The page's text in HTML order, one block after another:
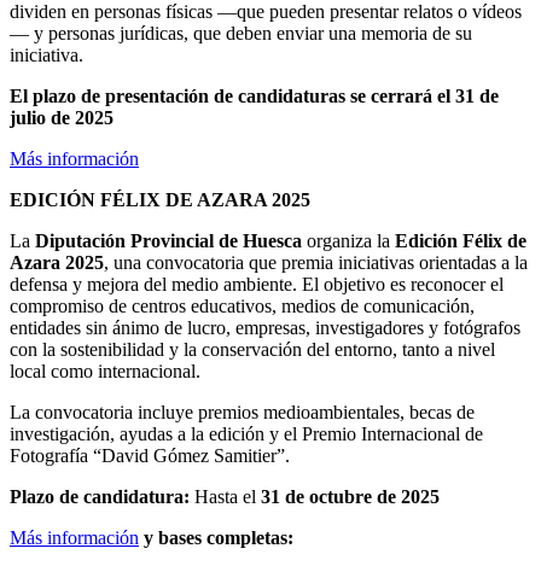
dividen en personas físicas —que pueden presentar relatos o vídeos
— y personas jurídicas, que deben enviar una memoria de su
iniciativa.
El plazo de presentación de candidaturas se cerrará el 31 de
julio de 2025
Más información
EDICIÓN FÉLIX DE AZARA 2025
La Diputación Provincial de Huesca organiza la Edición Félix de
Azara 2025, una convocatoria que premia iniciativas orientadas a la
defensa y mejora del medio ambiente. El objetivo es reconocer el
compromiso de centros educativos, medios de comunicación,
entidades sin ánimo de lucro, empresas, investigadores y fotógrafos
con la sostenibilidad y la conservación del entorno, tanto a nivel
local como internacional.
La convocatoria incluye premios medioambientales, becas de
investigación, ayudas a la edición y el Premio Internacional de
Fotografía “David Gómez Samitier”.
Plazo de candidatura: Hasta el 31 de octubre de 2025
Más información y bases completas: